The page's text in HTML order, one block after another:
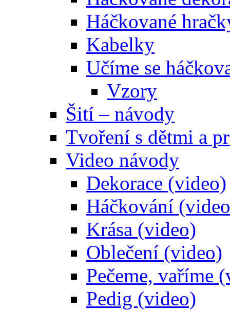
Háčkované
Kabelky
Učíme se
Vzory
Šití – návody
Tvoření s dětmi a
Video návody
Dekorace (video)
Háčkování
Krása (video)
Oblečení (video)
Pečeme, vaříme
Pedig (video)